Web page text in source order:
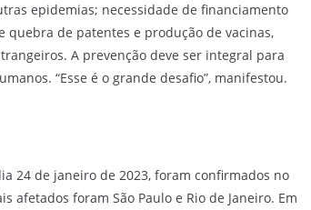
epidemias; necessidade de financiamento
quebra de patentes e produção de vacinas,
A prevenção deve ser integral para
“Esse é o grande desafio”, manifestou.
24 de janeiro de 2023, foram confirmados no
afetados foram São Paulo e Rio de Janeiro. Em